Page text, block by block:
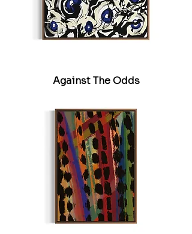
Against The Odds